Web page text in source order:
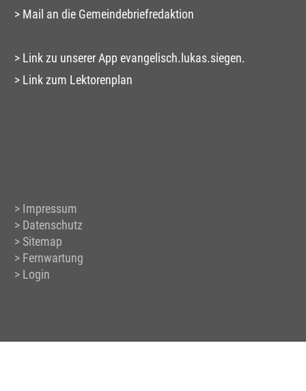
Mail an die Gemeindebriefredaktion
Link zu unserer App evangelisch.lukas.siegen.
Link zum Lektorenplan
Impressum
Datenschutz
Sitemap
Fernwartung
Login